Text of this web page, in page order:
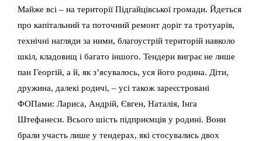
Майже всі – на території Підгайцівської громади. Йдеться
про капітальний та поточний ремонт доріг та тротуарів,
технічні нагляди за ними, благоустрій територій навколо
шкіл, кладовищ і багато іншого. Тендери виграє не лише
пан Георгій, а й, як з’ясувалось, уся його родина. Діти,
дружина, далекі родичі, – усі також зареєстровані
ФОПами: Лариса, Андрій, Євген, Наталія, Інга
Штефанеси. Всього шість підприємців у родині. Вони
брали участь лише у тендерах, які стосувались двох